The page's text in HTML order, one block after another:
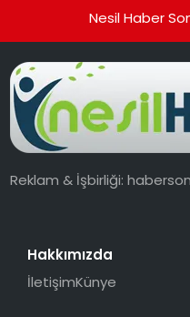
Nesil Haber
Reklam & İşbirliği:
Hakkımızda
İletişimKünye